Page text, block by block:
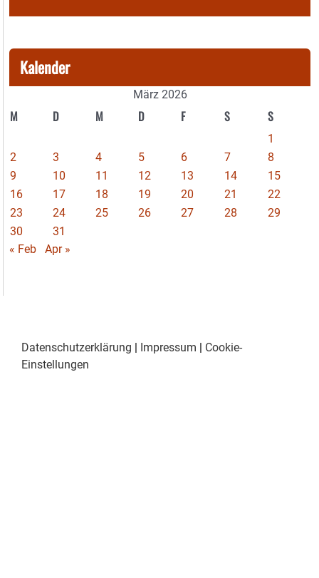
Kalender
März 2026
M D M D F S S
1
2
3 4 5 6 7
8
9
10 11 12 13 14
15
16
17 18 19 20 21
22
23
24 25 26 27 28
29
30
31
« Feb
Apr »
Datenschutzerklärung | Impressum | Cookie-
Einstellungen